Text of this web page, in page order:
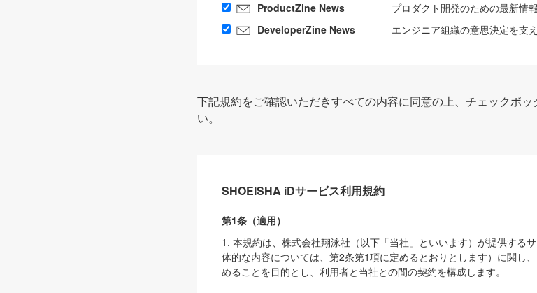
ProductZine News
プロダクト開発のための最新情報
DeveloperZine News
エンジニア組織の意思決定を支
下記規約をご確認いただきすべての内容に同意の上、チェックボ
い。
SHOEISHA iDサービス利用規約
第1条（適用）
1. 本規約は、株式会社翔泳社（以下「当社」といいます）が提供する
体的な内容については、第2条第1項に定めるとおりとします）に関し
めることを目的とし、利用者と当社との間の契約を構成します。